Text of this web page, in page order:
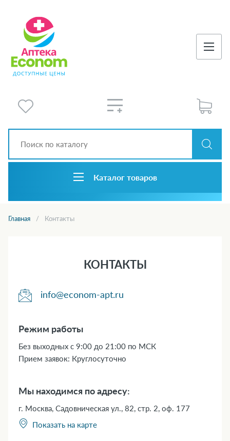
Каталог товаров
Главная Контакты
КОНТАКТЫ
info@econom-apt.ru
Режим работы
Без выходных с 9:00 до 21:00 по МСК
Прием заявок: Круглосуточно
Мы находимся по адресу:
г. Москва, Садовническая ул., 82, стр. 2, оф. 177
Показать на карте